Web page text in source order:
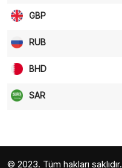
GBP
RUB
BHD
SAR
© 2023. Tüm hakları saklıdır.